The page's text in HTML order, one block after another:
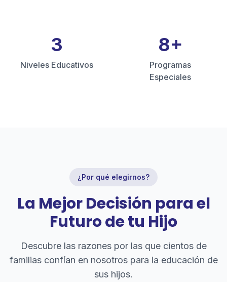
3
Niveles Educativos
8+
Programas
Especiales
¿Por qué elegirnos?
La Mejor Decisión para el
Futuro de tu Hijo
Descubre las razones por las que cientos de
familias confían en nosotros para la educación de
sus hijos.